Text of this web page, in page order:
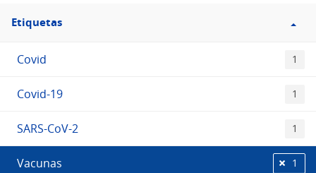
Filtro
Etiquetas
Etiquetas
Covid 1
Covid-19 1
SARS-CoV-2 1
Vacunas 1